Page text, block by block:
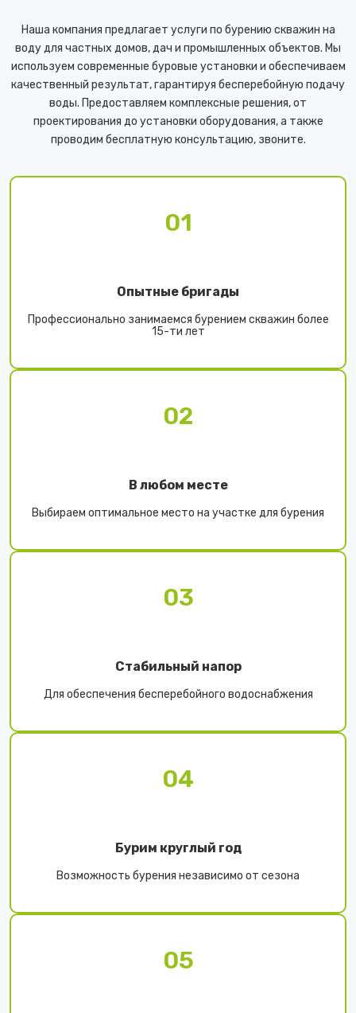
Наша компания предлагает услуги по бурению скважин на
воду для частных домов, дач и промышленных объектов. Мы
используем современные буровые установки и обеспечиваем
качественный результат, гарантируя бесперебойную подачу
воды. Предоставляем комплексные решения, от
проектирования до установки оборудования, а также
проводим бесплатную консультацию, звоните.
01
Опытные бригады
Профессионально занимаемся бурением скважин более
15-ти лет
02
В любом месте
Выбираем оптимальное место на участке для бурения
03
Стабильный напор
Для обеспечения бесперебойного водоснабжения
04
Бурим круглый год
Возможность бурения независимо от сезона
05